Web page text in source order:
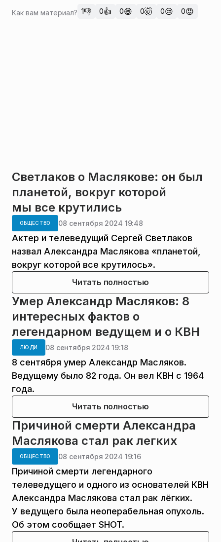
Как вам материал? 1👎 0👍 0😄 0🤯 0😢 0😡
Светлаков о Маслякове: он был
планетой, вокруг которой
мы все крутились
ОБЩЕСТВО 08 сентября 2024 19:48
Актер и телеведущий Сергей Светлаков
назвал Александра Маслякова «планетой,
вокруг которой все крутилось».
Читать полностью
Умер Александр Масляков: 8
интересных фактов о
легендарном ведущем и о КВН
ЛЮДИ 08 сентября 2024 19:18
8 сентября умер Александр Масляков.
Ведущему было 82 года. Он вел КВН с 1964
года.
Читать полностью
Причиной смерти Александра
Маслякова стал рак легких
ОБЩЕСТВО 08 сентября 2024 19:16
Причиной смерти легендарного
телеведущего и одного из основателей КВН
Александра Маслякова стал рак лёгких.
У ведущего была неоперабельная опухоль.
Об этом сообщает SHOT.